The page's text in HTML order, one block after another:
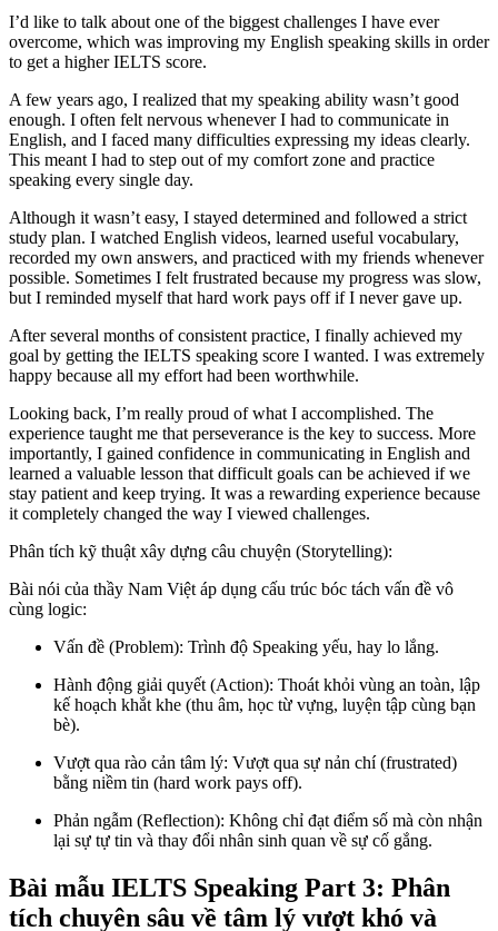
I’d like to talk about one of the biggest challenges I have ever
overcome, which was improving my English speaking skills in order
to get a higher IELTS score.
A few years ago, I realized that my speaking ability wasn’t good
enough. I often felt nervous whenever I had to communicate in
English, and I faced many difficulties expressing my ideas clearly.
This meant I had to step out of my comfort zone and practice
speaking every single day.
Although it wasn’t easy, I stayed determined and followed a strict
study plan. I watched English videos, learned useful vocabulary,
recorded my own answers, and practiced with my friends whenever
possible. Sometimes I felt frustrated because my progress was slow,
but I reminded myself that hard work pays off if I never gave up.
After several months of consistent practice, I finally achieved my
goal by getting the IELTS speaking score I wanted. I was extremely
happy because all my effort had been worthwhile.
Looking back, I’m really proud of what I accomplished. The
experience taught me that perseverance is the key to success. More
importantly, I gained confidence in communicating in English and
learned a valuable lesson that difficult goals can be achieved if we
stay patient and keep trying. It was a rewarding experience because
it completely changed the way I viewed challenges.
Phân tích kỹ thuật xây dựng câu chuyện (Storytelling):
Bài nói của thầy Nam Việt áp dụng cấu trúc bóc tách vấn đề vô
cùng logic:
Vấn đề (Problem): Trình độ Speaking yếu, hay lo lắng.
Hành động giải quyết (Action): Thoát khỏi vùng an toàn, lập
kế hoạch khắt khe (thu âm, học từ vựng, luyện tập cùng bạn
bè).
Vượt qua rào cản tâm lý: Vượt qua sự nản chí (frustrated)
bằng niềm tin (hard work pays off).
Phản ngẫm (Reflection): Không chỉ đạt điểm số mà còn nhận
lại sự tự tin và thay đổi nhân sinh quan về sự cố gắng.
Bài mẫu IELTS Speaking Part 3: Phân
tích chuyên sâu về tâm lý vượt khó và